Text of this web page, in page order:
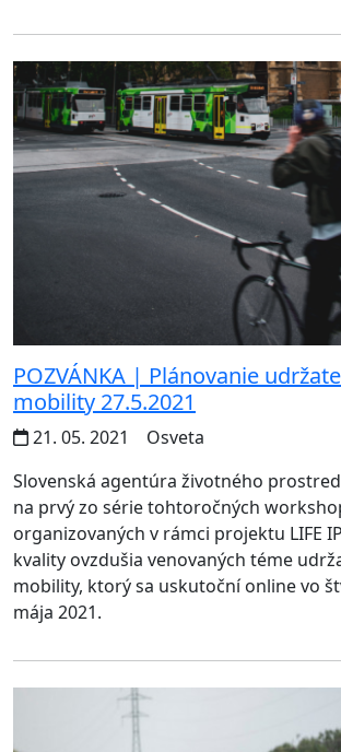
POZVÁNKA | Plánovanie
mobility 27.5.2021
21. 05. 2021
Osveta
Slovenská agentúra životného
na prvý zo série tohtoročných
organizovaných v rámci projektu LIFE
kvality ovzdušia venovaných téme
mobility, ktorý sa uskutoční online vo
mája 2021.